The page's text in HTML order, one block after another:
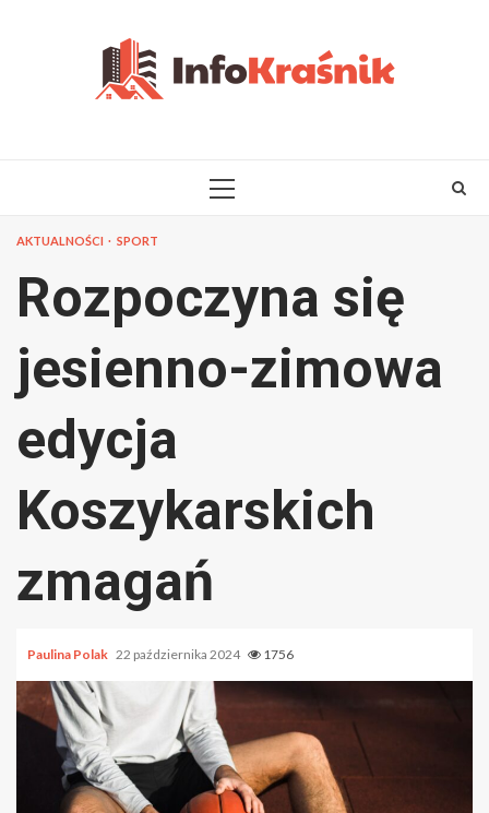
PRIMARY
AKTUALNOŚCI SPORT
Rozpoczyna się
jesienno-zimowa
edycja
Koszykarskich
zmagań
Paulina Polak 22 października 2024 1756